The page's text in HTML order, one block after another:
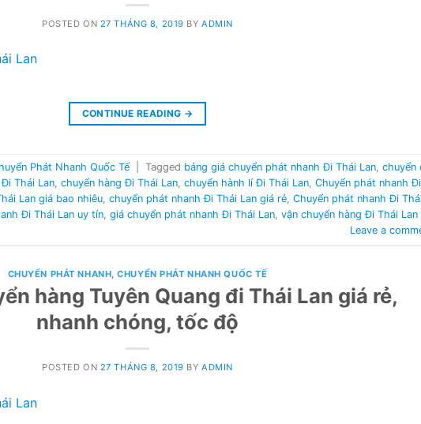
POSTED ON 27 THÁNG 8, 2019 BY ADMIN
CONTINUE READING →
Phát Nhanh Quốc Tế Tagged bảng giá chuyển phát nhanh Đi Thái Lan, chuyển
Thái Lan, chuyển hàng Đi Thái Lan, chuyển hành lí Đi Thái Lan, Chuyển phát nhanh Đi
Lan giá bao nhiêu, chuyển phát nhanh Đi Thái Lan giá rẻ, Chuyển phát nhanh Đi
Đi Thái Lan uy tín, giá chuyển phát nhanh Đi Thái Lan, vận chuyển hàng Đi Thái Lan
Leave a
CHUYỂN PHÁT NHANH ,CHUYỂN PHÁT NHANH QUỐC TẾ
hàng Tuyên Quang đi Thái Lan giá rẻ,
nhanh chóng, tốc độ
POSTED ON 27 THÁNG 8, 2019 BY ADMIN